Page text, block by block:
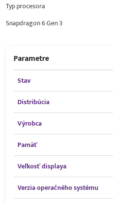
Typ procesora
Snapdragon 6 Gen 3
Parametre
Stav
Distribúcia
Výrobca
Pamäť
Veľkosť displaya
Verzia operačného systému